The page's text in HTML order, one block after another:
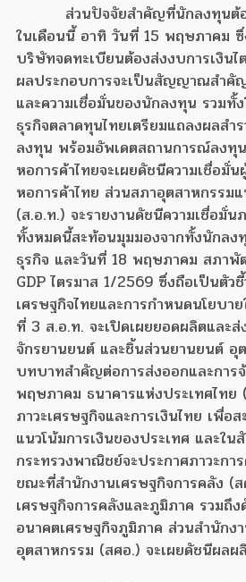
ส่วนปัจจัยสำคัญที่นักลงทุนต้
ในเดือนนี้ อาทิ วันที่ 15 พฤษภาคม
บริษัทจดทะเบียนต้องส่งงบการเงิน
ผลประกอบการจะเป็นสัญญาณสำคั
และความเชื่อมั่นของนักลงทุน รวมทั้
ธุรกิจตลาดทุนไทยเตรียมแถลงผลสำ
ลงทุน พร้อมอัพเดตสถานการณ์ลงทุ
หอการค้าไทยจะเผยดัชนีความเชื่อมั่
หอการค้าไทย ส่วนสภาอุตสาหกรรม
(ส.อ.ท.) จะรายงานดัชนีความเชื่อมั่
ทั้งหมดนี้สะท้อนมุมมองจากทั้งนักลง
ธุรกิจ และวันที่ 18 พฤษภาคม สภาพั
GDP ไตรมาส 1/2569 ซึ่งถือเป็นตั
เศรษฐกิจไทยและการกำหนดนโยบ
ที่ 3 ส.อ.ท. จะเปิดเผยยอดผลิตและ
จักรยานยนต์ และชิ้นส่วนยานยนต์ อุ
บทบาทสำคัญต่อการส่งออกและการ
พฤษภาคม ธนาคารแห่งประเทศไทย
ภาวะเศรษฐกิจและการเงินไทย เพื่อ
แนวโน้มการเงินของประเทศ และใ
กระทรวงพาณิชย์จะประกาศภาวะกา
ขณะที่สำนักงานเศรษฐกิจการคลัง (ส
เศรษฐกิจการคลังและภูมิภาค รวมถึ
อนาคตเศรษฐกิจภูมิภาค ส่วนสำนักง
อุตสาหกรรม (สศอ.) จะเผยดัชนีผลผ